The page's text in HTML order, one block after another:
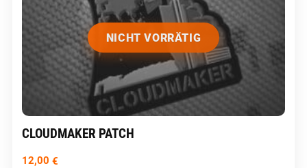
NICHT VORRÄTIG
CLOUDMAKER PATCH
12,00 €